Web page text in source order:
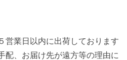
営業日以内に出荷しております
配、お届け先が遠方等の理由に